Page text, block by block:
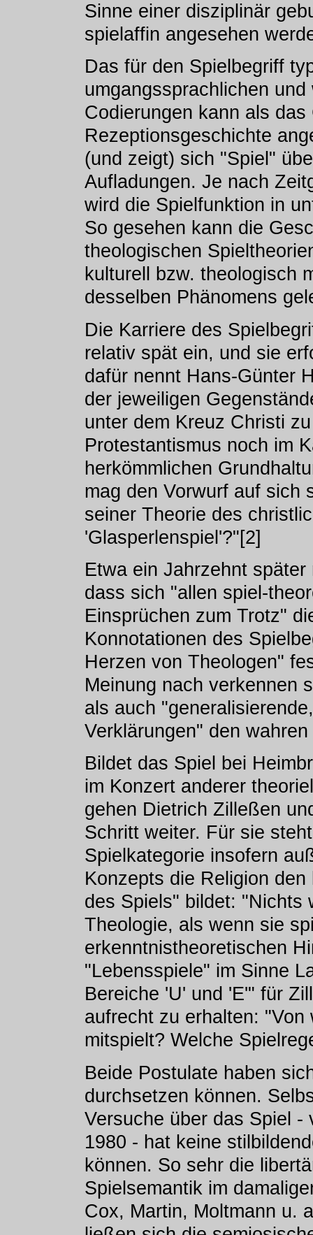
Sinne einer disziplinär
spielaffin angesehen
Das für den Spielbegriff
umgangssprachlichen
Codierungen kann als
Rezeptionsgeschichte
(und zeigt) sich "Spiel"
Aufladungen. Je nach
wird die Spielfunktion in
So gesehen kann die
theologischen
kulturell bzw. theologisch
desselben Phänomens
Die Karriere des
relativ spät ein, und sie
dafür nennt Hans-Günter
der jeweiligen
unter dem Kreuz Christi
Protestantismus noch im
herkömmlichen
mag den Vorwurf auf sich
seiner Theorie des
'Glasperlenspiel'?"[2]
Etwa ein Jahrzehnt
dass sich "allen spiel-
Einsprüchen zum Trotz"
Konnotationen des
Herzen von Theologen"
Meinung nach verkennen
als auch
Verklärungen" den
Bildet das Spiel bei
im Konzert anderer
gehen Dietrich Zilleßen
Schritt weiter. Für sie
Spielkategorie insofern
Konzepts die Religion
des Spiels" bildet: "Nichts
Theologie, als wenn sie
erkenntnistheoretischen
"Lebensspiele" im Sinne
Bereiche 'U' und 'E'" für
aufrecht zu erhalten:
mitspielt? Welche
Beide Postulate haben
durchsetzen können.
Versuche über das Spiel -
1980 - hat keine
können. So sehr die
Spielsemantik im
Cox, Martin, Moltmann u.